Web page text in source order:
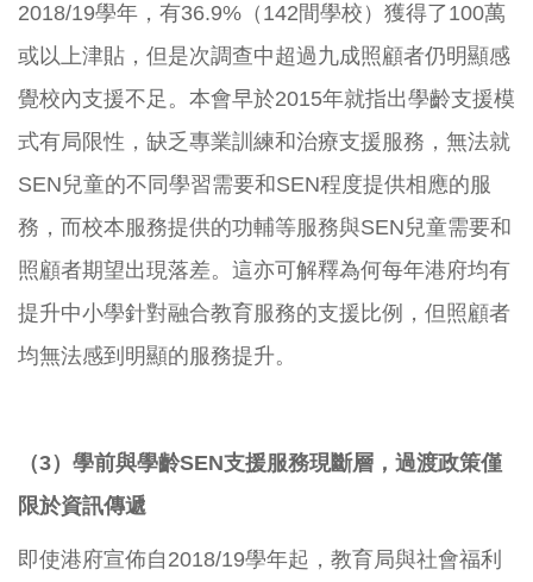
2018/19學年，有36.9%（142間學校）獲得了100萬
或以上津貼，但是次調查中超過九成照顧者仍明顯感
覺校內支援不足。本會早於2015年就指出學齡支援模
式有局限性，缺乏專業訓練和治療支援服務，無法就
SEN兒童的不同學習需要和SEN程度提供相應的服
務，而校本服務提供的功輔等服務與SEN兒童需要和
照顧者期望出現落差。這亦可解釋為何每年港府均有
提升中小學針對融合教育服務的支援比例，但照顧者
均無法感到明顯的服務提升。
（3）學前與學齡SEN支援服務現斷層，過渡政策僅
限於資訊傳遞
即使港府宣佈自2018/19學年起，教育局與社會福利